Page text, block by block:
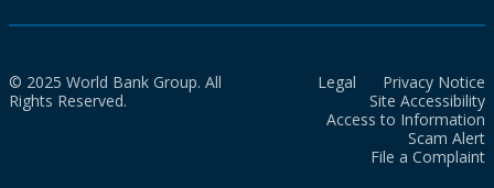
© 2025 World Bank Group. All
Rights Reserved.
Legal
Privacy Notice
Site Accessibility
Access to Information
Scam Alert
File a Complaint